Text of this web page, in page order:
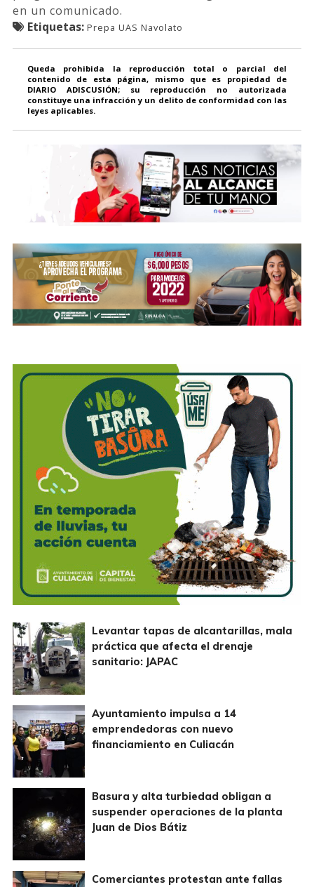
en un comunicado.
Etiquetas: Prepa UAS Navolato
Queda prohibida la reproducción total o parcial del
contenido de esta página, mismo que es propiedad de
DIARIO ADISCUSIÓN; su reproducción no autorizada
constituye una infracción y un delito de conformidad con las
leyes aplicables.
Levantar tapas de alcantarillas, mala
práctica que afecta el drenaje
sanitario: JAPAC
Ayuntamiento impulsa a 14
emprendedoras con nuevo
financiamiento en Culiacán
Basura y alta turbiedad obligan a
suspender operaciones de la planta
Juan de Dios Bátiz
Comerciantes protestan ante fallas